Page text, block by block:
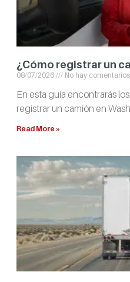
¿Cómo registrar un
08/07/2026 No hay comentarios
En esta guía encontrarás
registrar un camión en
Read More »